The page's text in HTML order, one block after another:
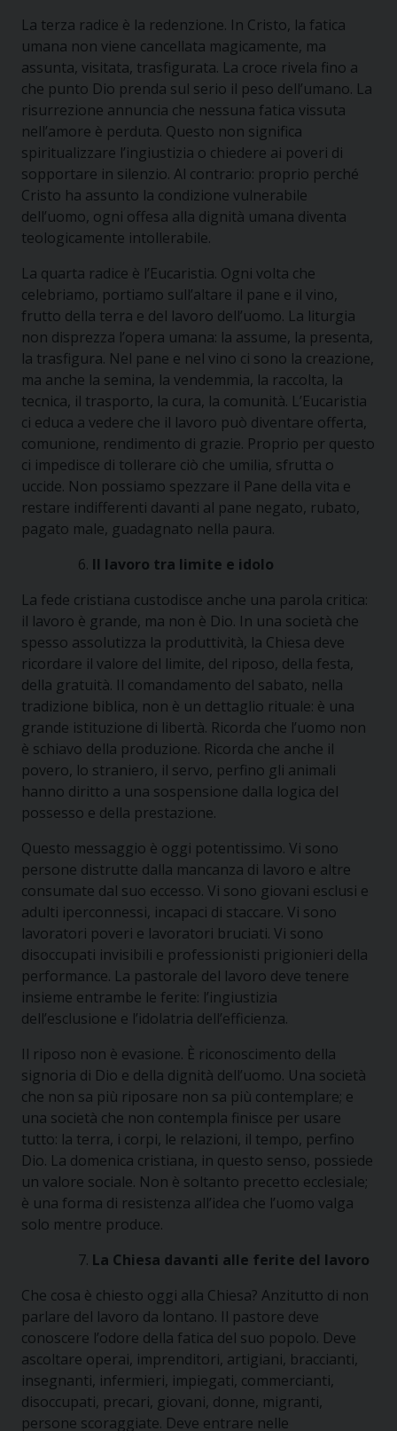
La terza radice è la redenzione. In Cristo, la fatica
umana non viene cancellata magicamente, ma
assunta, visitata, trasfigurata. La croce rivela fino a
che punto Dio prenda sul serio il peso dell’umano. La
risurrezione annuncia che nessuna fatica vissuta
nell’amore è perduta. Questo non significa
spiritualizzare l’ingiustizia o chiedere ai poveri di
sopportare in silenzio. Al contrario: proprio perché
Cristo ha assunto la condizione vulnerabile
dell’uomo, ogni offesa alla dignità umana diventa
teologicamente intollerabile.
La quarta radice è l’Eucaristia. Ogni volta che
celebriamo, portiamo sull’altare il pane e il vino,
frutto della terra e del lavoro dell’uomo. La liturgia
non disprezza l’opera umana: la assume, la presenta,
la trasfigura. Nel pane e nel vino ci sono la creazione,
ma anche la semina, la vendemmia, la raccolta, la
tecnica, il trasporto, la cura, la comunità. L’Eucaristia
ci educa a vedere che il lavoro può diventare offerta,
comunione, rendimento di grazie. Proprio per questo
ci impedisce di tollerare ciò che umilia, sfrutta o
uccide. Non possiamo spezzare il Pane della vita e
restare indifferenti davanti al pane negato, rubato,
pagato male, guadagnato nella paura.
Il lavoro tra limite e idolo
La fede cristiana custodisce anche una parola critica:
il lavoro è grande, ma non è Dio. In una società che
spesso assolutizza la produttività, la Chiesa deve
ricordare il valore del limite, del riposo, della festa,
della gratuità. Il comandamento del sabato, nella
tradizione biblica, non è un dettaglio rituale: è una
grande istituzione di libertà. Ricorda che l’uomo non
è schiavo della produzione. Ricorda che anche il
povero, lo straniero, il servo, perfino gli animali
hanno diritto a una sospensione dalla logica del
possesso e della prestazione.
Questo messaggio è oggi potentissimo. Vi sono
persone distrutte dalla mancanza di lavoro e altre
consumate dal suo eccesso. Vi sono giovani esclusi e
adulti iperconnessi, incapaci di staccare. Vi sono
lavoratori poveri e lavoratori bruciati. Vi sono
disoccupati invisibili e professionisti prigionieri della
performance. La pastorale del lavoro deve tenere
insieme entrambe le ferite: l’ingiustizia
dell’esclusione e l’idolatria dell’efficienza.
Il riposo non è evasione. È riconoscimento della
signoria di Dio e della dignità dell’uomo. Una società
che non sa più riposare non sa più contemplare; e
una società che non contempla finisce per usare
tutto: la terra, i corpi, le relazioni, il tempo, perfino
Dio. La domenica cristiana, in questo senso, possiede
un valore sociale. Non è soltanto precetto ecclesiale;
è una forma di resistenza all’idea che l’uomo valga
solo mentre produce.
La Chiesa davanti alle ferite del lavoro
Che cosa è chiesto oggi alla Chiesa? Anzitutto di non
parlare del lavoro da lontano. Il pastore deve
conoscere l’odore della fatica del suo popolo. Deve
ascoltare operai, imprenditori, artigiani, braccianti,
insegnanti, infermieri, impiegati, commercianti,
disoccupati, precari, giovani, donne, migranti,
persone scoraggiate. Deve entrare nelle